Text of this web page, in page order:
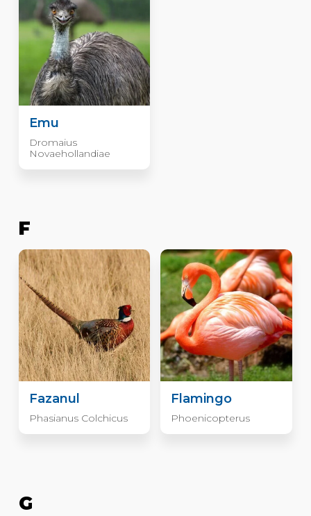
Emu
Dromaius
Novaehollandiae
F
Fazanul
Phasianus Colchicus
Flamingo
Phoenicopterus
G